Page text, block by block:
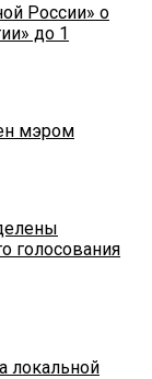
России» о
до 1
мэром
голосования
локальной